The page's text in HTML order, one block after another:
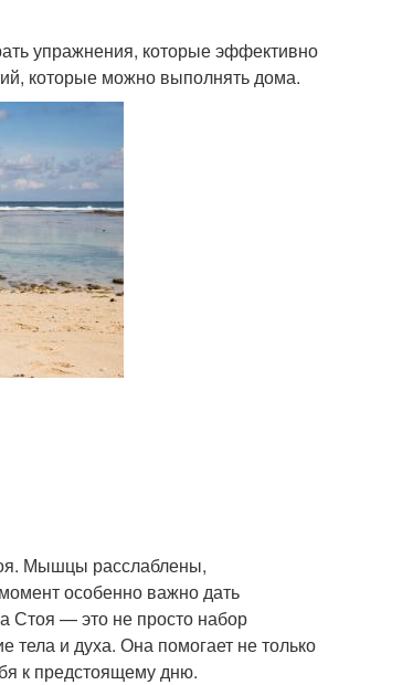
упражнения, которые эффективно
которые можно выполнять дома.
Мышцы расслаблены,
особенно важно дать
Стоя — это не просто набор
и духа. Она помогает не только
к предстоящему дню.